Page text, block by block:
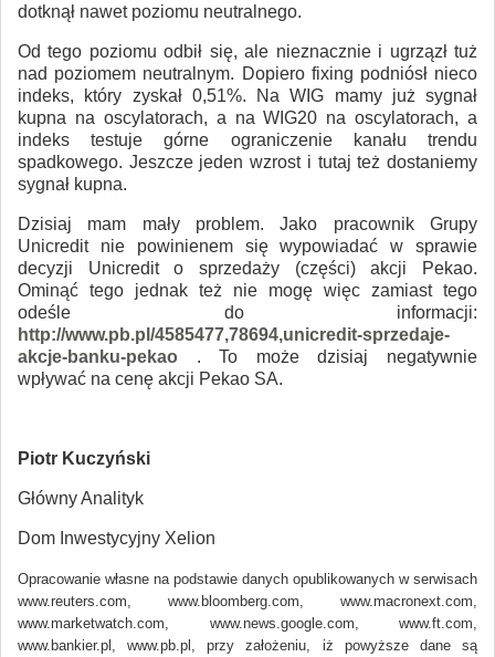
dotknął nawet poziomu neutralnego.
Od tego poziomu odbił się, ale nieznacznie i ugrzązł tuż
nad poziomem neutralnym. Dopiero fixing podniósł nieco
indeks, który zyskał 0,51%. Na WIG mamy już sygnał
kupna na oscylatorach, a na WIG20 na oscylatorach, a
indeks testuje górne ograniczenie kanału trendu
spadkowego. Jeszcze jeden wzrost i tutaj też dostaniemy
sygnał kupna.
Dzisiaj mam mały problem. Jako pracownik Grupy
Unicredit nie powinienem się wypowiadać w sprawie
decyzji Unicredit o sprzedaży (części) akcji Pekao.
Ominąć tego jednak też nie mogę więc zamiast tego
odeśle do informacji:
http://www.pb.pl/4585477,78694,unicredit-sprzedaje-
akcje-banku-pekao . To może dzisiaj negatywnie
wpływać na cenę akcji Pekao SA.
Piotr Kuczyński
Główny Analityk
Dom Inwestycyjny Xelion
Opracowanie własne na podstawie danych opublikowanych w serwisach
www.reuters.com, www.bloomberg.com, www.macronext.com,
www.marketwatch.com, www.news.google.com, www.ft.com,
www.bankier.pl, www.pb.pl, przy założeniu, iż powyższe dane są